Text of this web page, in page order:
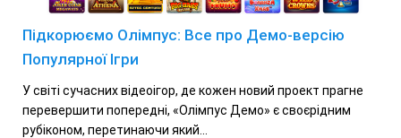
Підкорюємо Олімпус: Все про Демо-версію
Популярної Ігри
У світі сучасних відеоігор, де кожен новий проект прагне
перевершити попередні, «Олімпус Демо» є своєрідним
рубіконом, перетинаючи який...